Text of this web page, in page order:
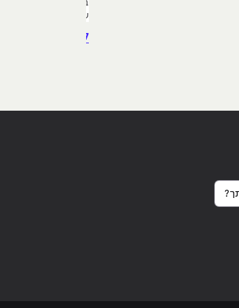
בקורסים, בתהליכי
שהיא נמצאת בכל
לא רשימת כלים
להמשך קריאה >